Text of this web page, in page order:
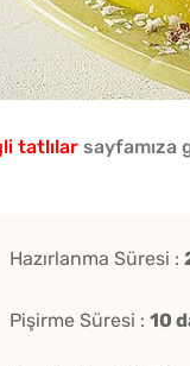
tatlılar sayfamıza
Hazırlanma Süresi :
Pişirme Süresi : 10